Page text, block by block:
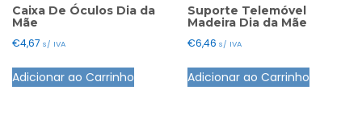
options
chosen
on
chosen
on
Caixa De Óculos Dia da
Mãe
€4,67 s/ IVA
Adicionar ao Carrinho
This
product
Suporte Telemóvel
Madeira Dia da Mãe
€6,46 s/ IVA
Adicionar ao Carrinho
This
product